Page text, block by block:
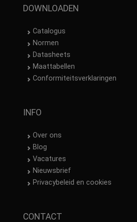
DOWNLOADEN
Catalogus
Normen
Datasheets
Maattabellen
Conformiteitsverklaringen
INFO
Over ons
Blog
Vacatures
Nieuwsbrief
Privacybeleid en cookies
CONTACT